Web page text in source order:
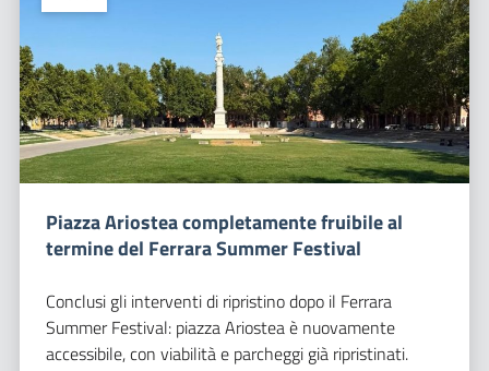
Piazza Ariostea completamente fruibile al
termine del Ferrara Summer Festival
Conclusi gli interventi di ripristino dopo il Ferrara
Summer Festival: piazza Ariostea è nuovamente
accessibile, con viabilità e parcheggi già ripristinati.